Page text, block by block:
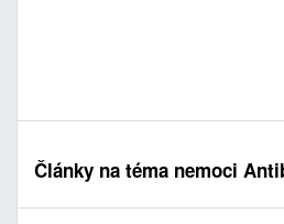
Články na téma nemoci